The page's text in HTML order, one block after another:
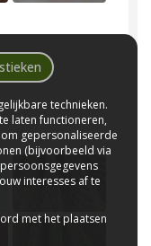
technieken.
laten functioneren,
gepersonaliseerde
(bijvoorbeeld via
interesses af te
met het plaatsen